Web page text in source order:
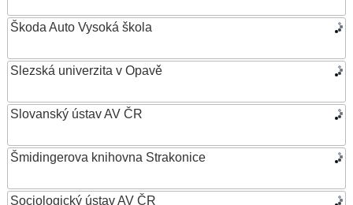
Škoda Auto Vysoká škola
Slezská univerzita v Opavě
Slovanský ústav AV ČR
Šmidingerova knihovna Strakonice
Sociologický ústav AV ČR